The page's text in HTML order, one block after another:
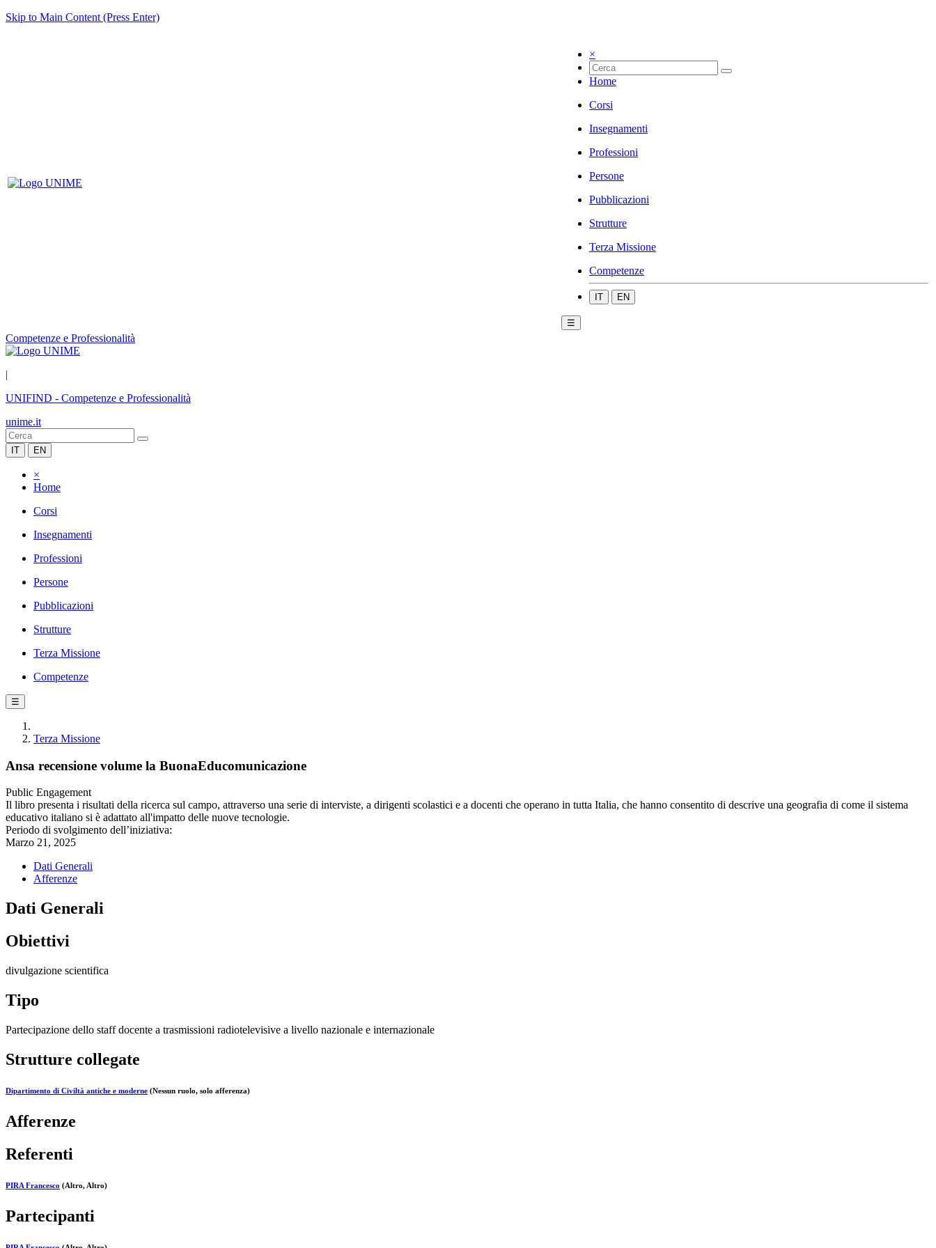
Skip to Main Content (Press Enter)
×
Home
Corsi
Insegnamenti
Professioni
Persone
Pubblicazioni
Strutture
Terza Missione
Competenze
IT EN
☰
Competenze e Professionalità
|
UNIFIND - Competenze e Professionalità
unime.it
IT EN
×
Home
Corsi
Insegnamenti
Professioni
Persone
Pubblicazioni
Strutture
Terza Missione
Competenze
☰
Terza Missione
Ansa recensione volume la BuonaEducomunicazione
Public Engagement
Il libro presenta i risultati della ricerca sul campo, attraverso una serie di interviste, a dirigenti scolastici e a docenti che operano in tutta Italia, che hanno consentito di descrive una geografia di come il sistema
educativo italiano si è adattato all'impatto delle nuove tecnologie.
Periodo di svolgimento dell’iniziativa:
Marzo 21, 2025
Dati Generali
Afferenze
Dati Generali
Obiettivi
divulgazione scientifica
Tipo
Partecipazione dello staff docente a trasmissioni radiotelevisive a livello nazionale e internazionale
Strutture collegate
Dipartimento di Civiltà antiche e moderne (Nessun ruolo, solo afferenza)
Afferenze
Referenti
PIRA Francesco (Altro, Altro)
Partecipanti